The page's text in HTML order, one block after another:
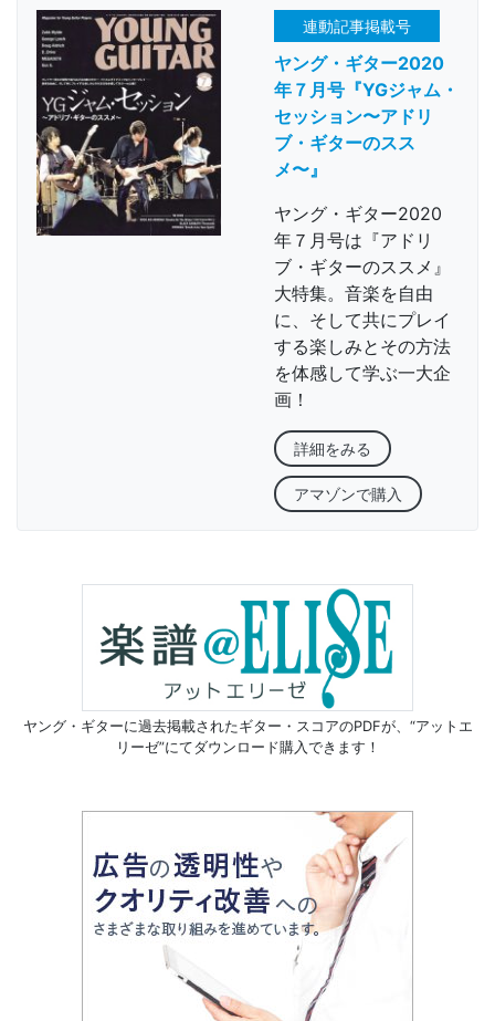
連動記事掲載号
ヤング・ギター2020
年７月号『YGジャム・
セッション〜アドリ
ブ・ギターのスス
メ〜』
ヤング・ギター2020
年７月号は『アドリ
ブ・ギターのススメ』
大特集。音楽を自由
に、そして共にプレイ
する楽しみとその方法
を体感して学ぶ一大企
画！
詳細をみる
アマゾンで購入
ヤング・ギターに過去掲載されたギター・スコアのPDFが、 “アットエ
リーゼ”にてダウンロード購入できます！